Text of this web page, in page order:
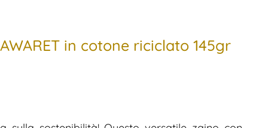
in cotone riciclato 145gr